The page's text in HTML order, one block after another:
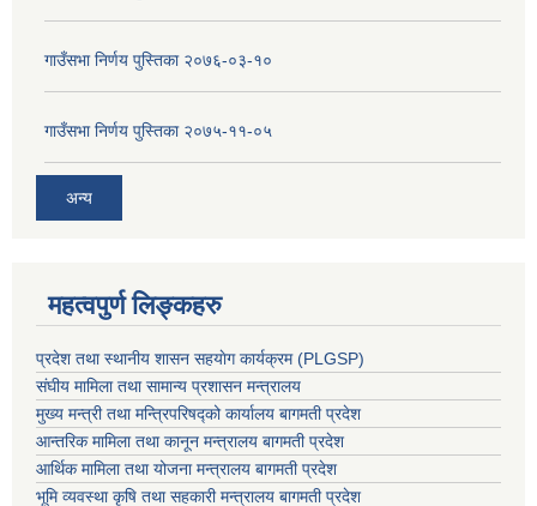
गाउँसभा निर्णय पुस्तिका २०७६-०३-१०
गाउँसभा निर्णय पुस्तिका २०७५-११-०५
अन्य
महत्वपुर्ण लिङ्कहरु
प्रदेश तथा स्थानीय शासन सहयाेग कार्यक्रम (PLGSP)
संघीय मामिला तथा सामान्य प्रशासन मन्त्रालय
मुख्य मन्त्री तथा मन्त्रिपरिषद्को कार्यालय बागमती प्रदेश
आन्तरिक मामिला तथा कानून मन्त्रालय बागमती प्रदेश
आर्थिक मामिला तथा योजना मन्त्रालय बागमती प्रदेश
भूमि व्यवस्था कृषि तथा सहकारी मन्त्रालय बागमती प्रदेश